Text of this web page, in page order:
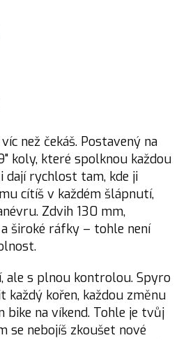
než čekáš. Postavený na
koly, které spolknou každou
dají rychlost tam, kde ji
cítíš v každém šlápnutí,
Zdvih 130 mm,
široké ráfky – tohle není
ale s plnou kontrolou. Spyro
kořen, každou změnu
bike na víkend. Tohle je tvůj
se nebojíš zkoušet nové